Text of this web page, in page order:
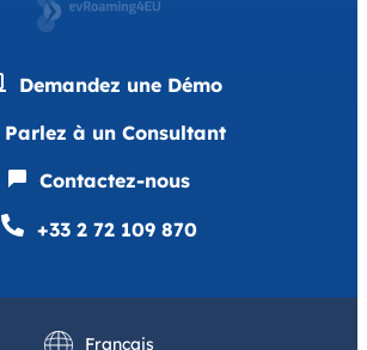
Demandez une Démo
Parlez à un Consultant
Contactez-nous
+33 2 72 109 870
Français
English